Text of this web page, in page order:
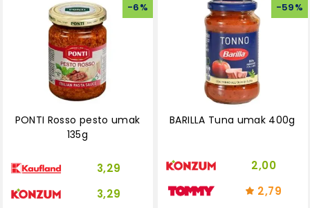
-6%
PONTI Rosso pesto umak
135g
3,29
3,29
-59%
BARILLA Tuna umak 400g
2,00
2,79